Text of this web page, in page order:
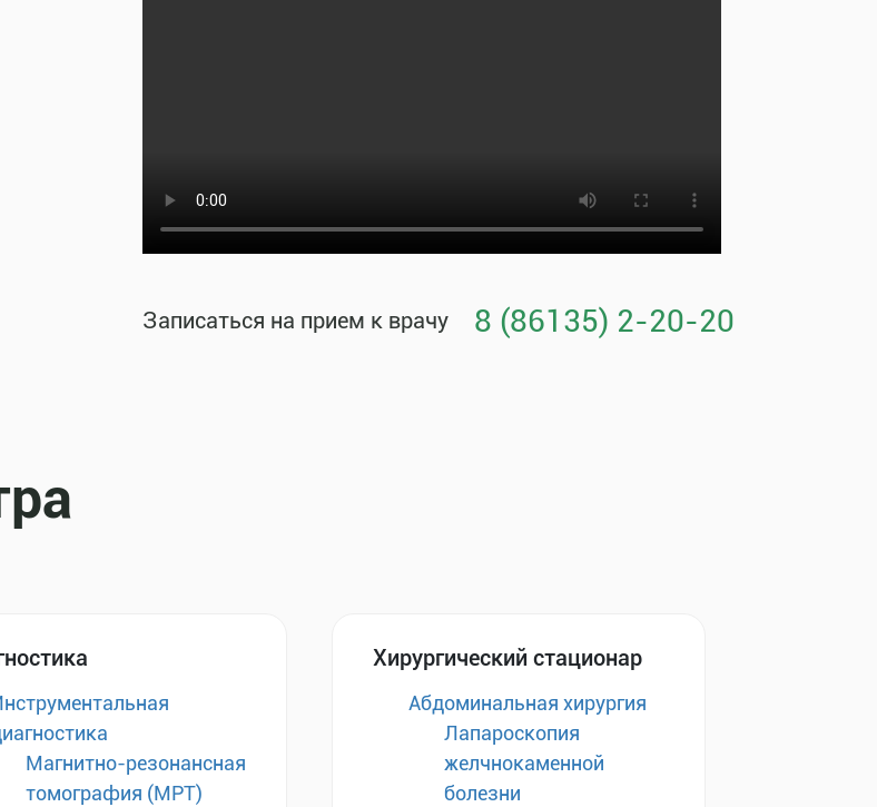
Записаться на прием к врачу 8 (86135) 2-20-20
Магнитно-резонансная
томография (МРТ)
Хирургический стационар
Абдоминальная хирургия
Лапароскопия
желчнокаменной
болезни